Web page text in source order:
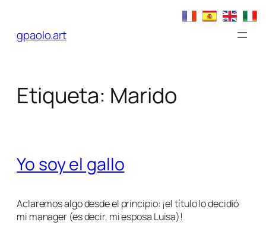
contenido
gpaolo.art
Etiqueta: Marido
Yo soy el gallo
Aclaremos algo desde el principio: ¡el título lo decidió
mi manager (es decir, mi esposa Luisa)!